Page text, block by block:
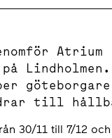
Atrium
på
till
30/11 till 7/12